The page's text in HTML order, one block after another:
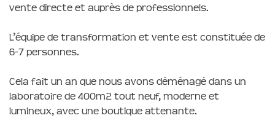
vente directe et auprès de professionnels.
L’équipe de transformation et vente est constituée de
6-7 personnes.
Cela fait un an que nous avons déménagé dans un
laboratoire de 400m2 tout neuf, moderne et
lumineux, avec une boutique attenante.